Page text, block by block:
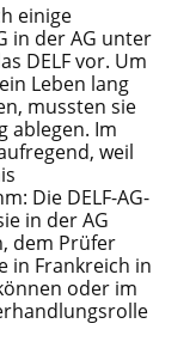
einige
in der AG unter
DELF vor. Um
Leben lang
mussten sie
ablegen. Im
weil
Die DELF-AG-
in der AG
dem Prüfer
in Frankreich in
oder im